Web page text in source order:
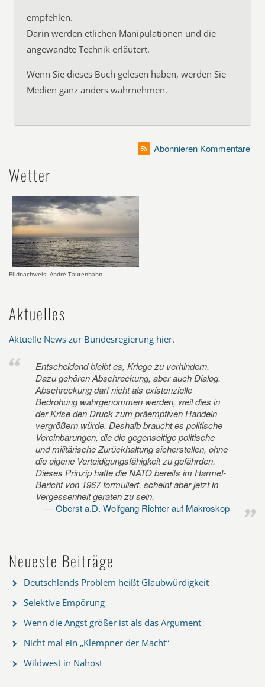
empfehlen.
Darin werden etlichen Manipulationen und die
angewandte Technik erläutert.
Wenn Sie dieses Buch gelesen haben, werden Sie
Medien ganz anders wahrnehmen.
Abonnieren Kommentare
Wetter
Bildnachweis: André Tautenhahn
Aktuelles
Aktuelle News zur Bundesregierung hier.
Entscheidend bleibt es, Kriege zu verhindern.
Dazu gehören Abschreckung, aber auch Dialog.
Abschreckung darf nicht als existenzielle
Bedrohung wahrgenommen werden, weil dies in
der Krise den Druck zum präemptiven Handeln
vergrößern würde. Deshalb braucht es politische
Vereinbarungen, die die gegenseitige politische
und militärische Zurückhaltung sicherstellen, ohne
die eigene Verteidigungsfähigkeit zu gefährden.
Dieses Prinzip hatte die NATO bereits im Harmel-
Bericht von 1967 formuliert, scheint aber jetzt in
Vergessenheit geraten zu sein.
Oberst a.D. Wolfgang Richter auf Makroskop
Neueste Beiträge
Deutschlands Problem heißt Glaubwürdigkeit
Selektive Empörung
Wenn die Angst größer ist als das Argument
Nicht mal ein „Klempner der Macht“
Wildwest in Nahost